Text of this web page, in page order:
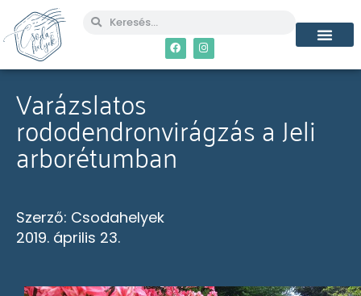
Varázslatos
rododendronvirágzás a Jeli
arborétumban
Szerző: Csodahelyek
2019. április 23.